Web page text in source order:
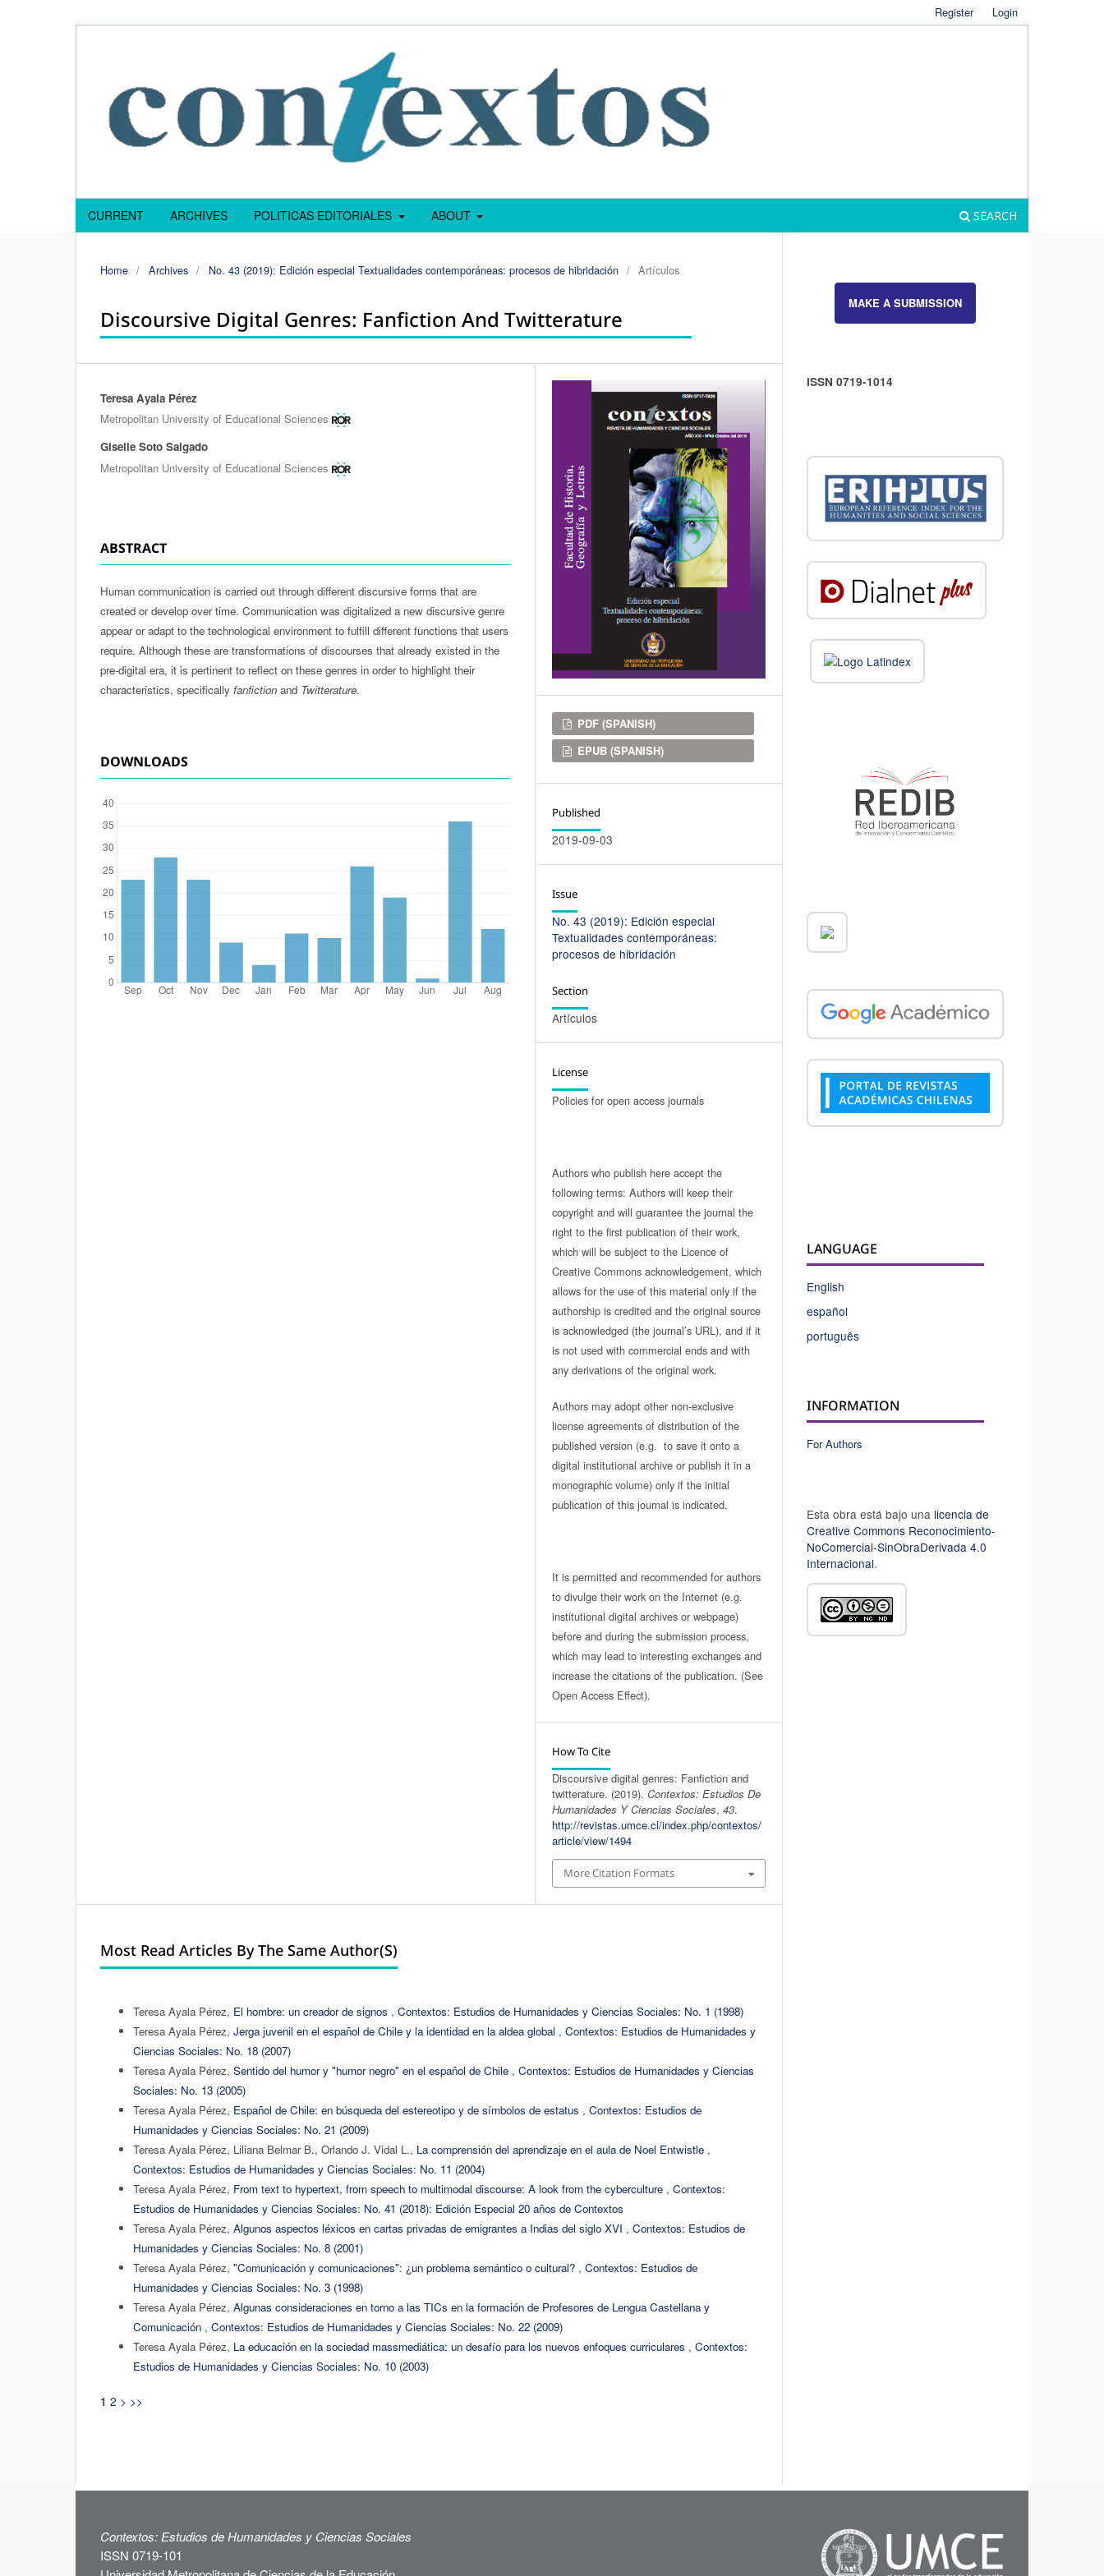
CURRENT ARCHIVES POLITICAS EDITORIALES ABOUT SEARCH
Register Login
Home / Archives / No. 43 (2019): Edición especial Textualidades contemporáneas: procesos de hibridación / Artículos
Discoursive Digital Genres: Fanfiction And Twitterature
Authors
Teresa Ayala Pérez
Metropolitan University of Educational Sciences
Giselle Soto Salgado
Metropolitan University of Educational Sciences
ABSTRACT
Human communication is carried out through different discursive forms that are
created or develop over time. Communication was digitalized a new discursive genre
appear or adapt to the technological environment to fulfill different functions that users
require. Although these are transformations of discourses that already existed in the
pre-digital era, it is pertinent to reflect on these genres in order to highlight their
characteristics, specifically fanfiction and Twitterature.
DOWNLOADS
Downloads
PDF (SPANISH)
EPUB (SPANISH)
Published
2019-09-03
Issue
No. 43 (2019): Edición especial
Textualidades contemporáneas:
procesos de hibridación
Section
Artículos
License
Policies for open access journals
Authors who publish here accept the
following terms: Authors will keep their
copyright and will guarantee the journal the
right to the first publication of their work,
which will be subject to the Licence of
Creative Commons acknowledgement, which
allows for the use of this material only if the
authorship is credited and the original source
is acknowledged (the journal’s URL), and if it
is not used with commercial ends and with
any derivations of the original work.
Authors may adopt other non-exclusive
license agreements of distribution of the
published version (e.g. to save it onto a
digital institutional archive or publish it in a
monographic volume) only if the initial
publication of this journal is indicated.
It is permitted and recommended for authors
to divulge their work on the Internet (e.g.
institutional digital archives or webpage)
before and during the submission process,
which may lead to interesting exchanges and
increase the citations of the publication. (See
Open Access Effect).
How To Cite
Discoursive digital genres: Fanfiction and
twitterature. (2019).Contextos: Estudios De
Humanidades Y Ciencias Sociales,43.
http://revistas.umce.cl/index.php/contextos/
article/view/1494
More Citation Formats
Most Read Articles By The Same Author(s)
Teresa Ayala Pérez, El hombre: un creador de signos , Contextos: Estudios de Humanidades y Ciencias Sociales: No. 1 (1998)
Teresa Ayala Pérez, Jerga juvenil en el español de Chile y la identidad en la aldea global , Contextos: Estudios de Humanidades y
Ciencias Sociales: No. 18 (2007)
Teresa Ayala Pérez, Sentido del humor y "humor negro" en el español de Chile , Contextos: Estudios de Humanidades y Ciencias
Sociales: No. 13 (2005)
Teresa Ayala Pérez, Español de Chile: en búsqueda del estereotipo y de símbolos de estatus , Contextos: Estudios de
Humanidades y Ciencias Sociales: No. 21 (2009)
Teresa Ayala Pérez, Liliana Belmar B., Orlando J. Vidal L., La comprensión del aprendizaje en el aula de Noel Entwistle ,
Contextos: Estudios de Humanidades y Ciencias Sociales: No. 11 (2004)
Teresa Ayala Pérez, From text to hypertext, from speech to multimodal discourse: A look from the cyberculture , Contextos:
Estudios de Humanidades y Ciencias Sociales: No. 41 (2018): Edición Especial 20 años de Contextos
Teresa Ayala Pérez, Algunos aspectos léxicos en cartas privadas de emigrantes a Indias del siglo XVI , Contextos: Estudios de
Humanidades y Ciencias Sociales: No. 8 (2001)
Teresa Ayala Pérez, "Comunicación y comunicaciones": ¿un problema semántico o cultural? , Contextos: Estudios de
Humanidades y Ciencias Sociales: No. 3 (1998)
Teresa Ayala Pérez, Algunas consideraciones en torno a las TICs en la formación de Profesores de Lengua Castellana y
Comunicación , Contextos: Estudios de Humanidades y Ciencias Sociales: No. 22 (2009)
Teresa Ayala Pérez, La educación en la sociedad massmediática: un desafío para los nuevos enfoques curriculares , Contextos:
Estudios de Humanidades y Ciencias Sociales: No. 10 (2003)
1 2 > >>
MAKE A SUBMISSION
ISSN 0719-1014
LANGUAGE
English
español
português
INFORMATION
For Authors
Esta obra está bajo una licencia de
Creative Commons Reconocimiento-
NoComercial-SinObraDerivada 4.0
Internacional.
Contextos: Estudios de Humanidades y Ciencias Sociales
ISSN 0719-101